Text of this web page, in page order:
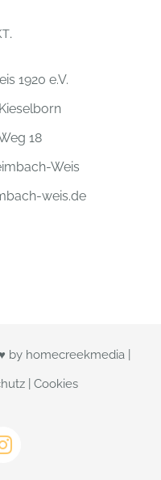
1920 e.V.
18
Weis
weis.de
by homecreekmedia
Cookies
Instagram